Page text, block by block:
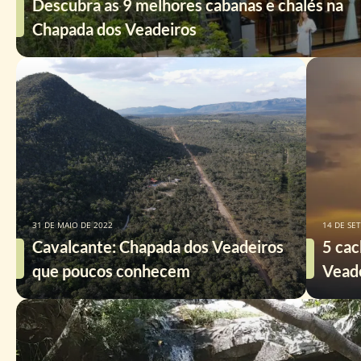
Descubra as 9 melhores cabanas e chalés na
Chapada dos Veadeiros
Cavalcante: Chapada dos Veadeiros
que poucos conhecem
31 DE MAIO DE 2022
5
14 DE